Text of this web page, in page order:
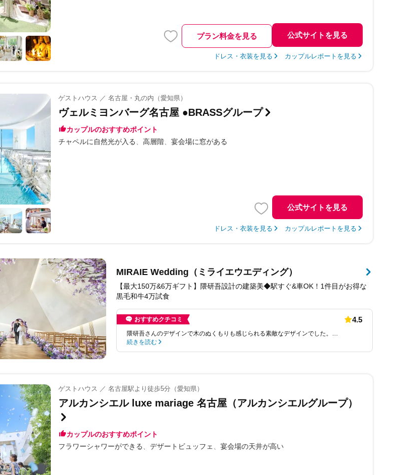
プラン料金を見る 公式サイトを見る
ドレス・衣装を見る カップルレポートを見る
ゲストハウス ／ 名古屋・丸の内（愛知県）
ヴェルミヨンバーグ名古屋 ●BRASSグループ
カップルのおすすめポイント
チャペルに自然光が入る
高層階 宴会場に窓がある
公式サイトを見る
ドレス・衣装を見る カップルレポートを見る
MIRAIE Wedding（ミライエウエディング）
【最大150万&6万ギフト】隈研吾設計の建築美◆駅すぐ&車OK！1件目がお得な
黒毛和牛4万試食
おすすめクチコミ 4.5
隈研吾さんのデザインで木のぬくもりも感じられる素敵なデザインでした。…
続きを読む
ゲストハウス ／ 名古屋駅より徒歩5分（愛知県）
アルカンシエル luxe mariage 名古屋（アルカンシエルグループ）
カップルのおすすめポイント
フラワーシャワーができる
デザートビュッフェ 宴会場の天井が高い